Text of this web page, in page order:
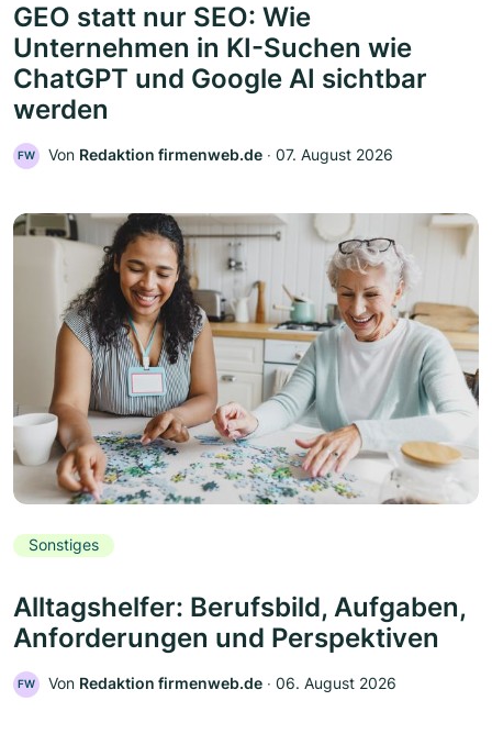
GEO statt nur SEO: Wie
Unternehmen in KI-Suchen wie
ChatGPT und Google AI sichtbar
werden
FW Von Redaktion firmenweb.de ‧ 07. August 2026
Sonstiges
Alltagshelfer: Berufsbild, Aufgaben,
Anforderungen und Perspektiven
FW Von Redaktion firmenweb.de ‧ 06. August 2026